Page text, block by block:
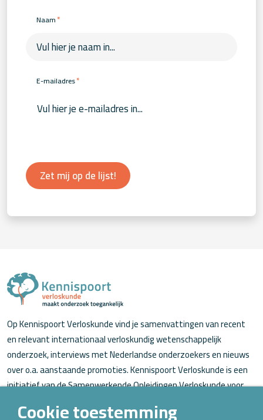
Naam*
E-mailadres*
Zet mij op de lijst!
Op Kennispoort Verloskunde vind je samenvattingen van recent
en relevant internationaal verloskundig wetenschappelijk
onderzoek, interviews met Nederlandse onderzoekers en nieuws
over o.a. aanstaande promoties. Kennispoort Verloskunde is een
initiatief van de Samenwerkende Opleidingen Verloskunde voor
Cookie toestemming